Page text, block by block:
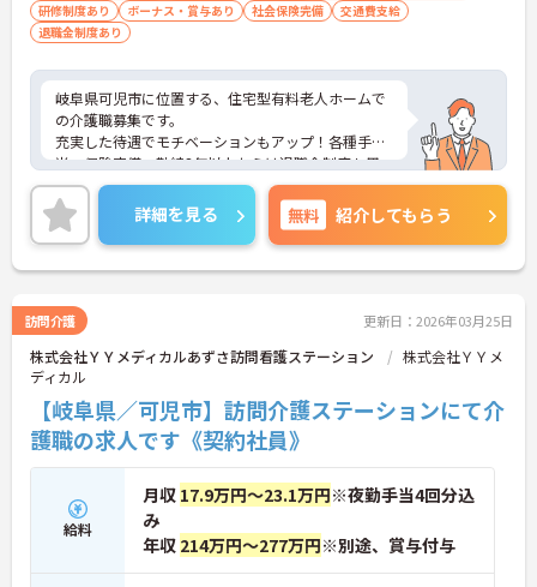
研修制度あり
ボーナス・賞与あり 社会保険完備
交通費支給
退職金制度あり
岐阜県可児市に位置する、住宅型有料老人ホームで
の介護職募集です。
充実した待遇でモチベーションもアップ！各種手
当、保険完備、勤続3年以上からは退職金制度も用
意しており安定して末永く働けます。
最寄駅より徒歩圏内にくわえて、マイカー通勤も可
能と通勤も便利です。
オープニングスタッフとして活気ある施設を作って
いきませんか♪ご興味ある方には、面接対策ポイン
にご相談ください。
詳細を見る 無料 紹介してもらう
訪問介護 更新日：2026年03月25日
株式会社ＹＹメディカルあずさ訪問看護ステーション
株式会社ＹＹメ
ディカル
【岐阜県／可児市】訪問介護ステーションにて介
護職の求人です《契約社員》
給料
月収 17.9万円～23.1万円※夜勤手当4回分込
み
年収 214万円～277万円※別途、賞与付与